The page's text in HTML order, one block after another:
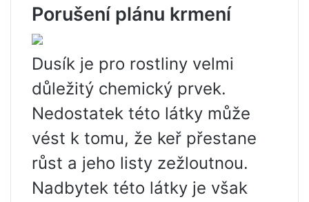
Porušení plánu krmení
Dusík je pro rostliny velmi
důležitý chemický prvek.
Nedostatek této látky může
vést k tomu, že keř přestane
růst a jeho listy zežloutnou.
Nadbytek této látky je však